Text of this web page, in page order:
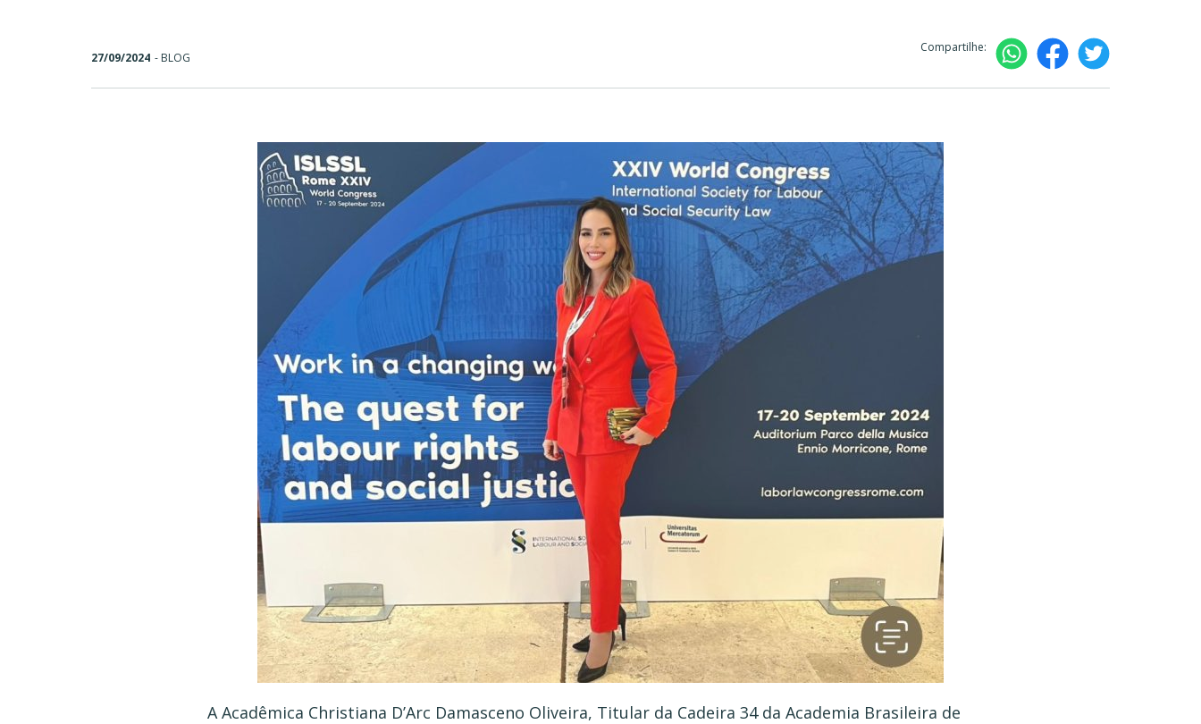
27/09/2024 - BLOG
Compartilhe:
A Acadêmica Christiana D’Arc Damasceno Oliveira, Titular da Cadeira 34 da Academia Brasileira de